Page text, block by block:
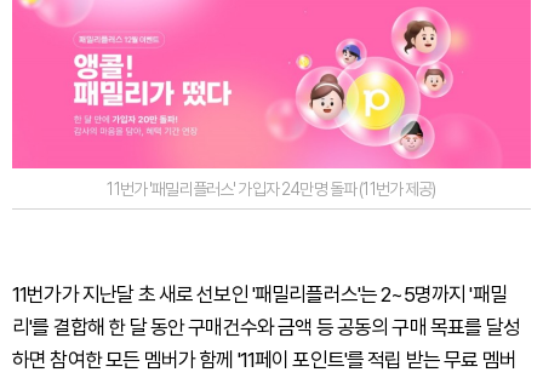
11번가 '패밀리플러스' 가입자 24만명 돌파 (11번가 제공)
11번가가 지난달 초 새로 선보인 '패밀리플러스'는 2~5명까지 '패밀
리'를 결합해 한 달 동안 구매건수와 금액 등 공동의 구매 목표를 달성
하면 참여한 모든 멤버가 함께 '11페이 포인트'를 적립 받는 무료 멤버